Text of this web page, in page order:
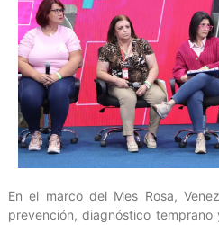
En el marco del Mes Rosa,
prevención, diagnóstico